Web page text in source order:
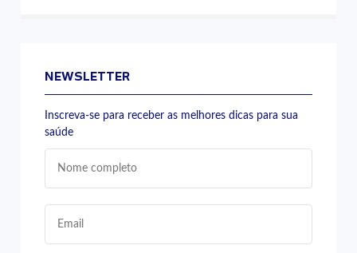
NEWSLETTER
Inscreva-se para receber as melhores dicas para sua
saúde